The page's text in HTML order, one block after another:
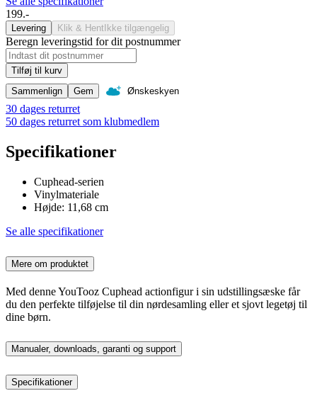
199.-
Levering Klik & Hent Ikke tilgængelig
Beregn leveringstid for dit postnummer
Tilføj til kurv
Sammenlign
Gem Ønskeskyen
30 dages returret
50 dages returret som klubmedlem
Specifikationer
Cuphead-serien
Vinylmateriale
Højde: 11,68 cm
Se alle specifikationer
Mere om produktet
Med denne YouTooz Cuphead actionfigur i sin udstillingsæske får
du den perfekte tilføjelse til din nørdesamling eller et sjovt legetøj til
dine børn.
Manualer, downloads, garanti og support
Specifikationer